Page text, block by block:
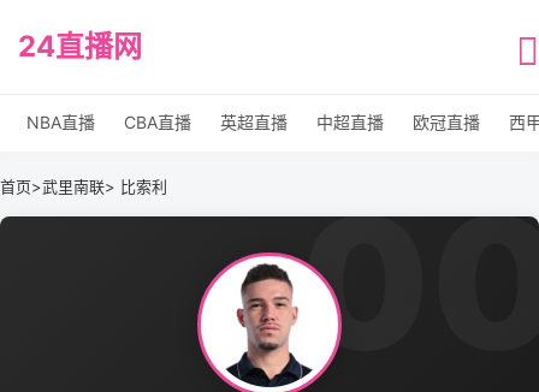
24直播网
NBA直播 CBA直播 英超直播 中超直播 欧冠直播 西
首页>武里南联> 比索利